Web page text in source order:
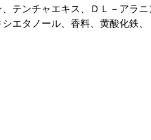
テンチャエキス、ＤＬ－アラニ
エタノール、香料、黄酸化鉄、